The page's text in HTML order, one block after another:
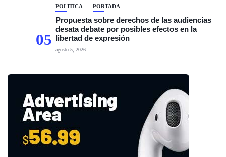
05
POLÍTICA PORTADA
Propuesta sobre derechos de las audiencias
desata debate por posibles efectos en la
libertad de expresión
agosto 5, 2026